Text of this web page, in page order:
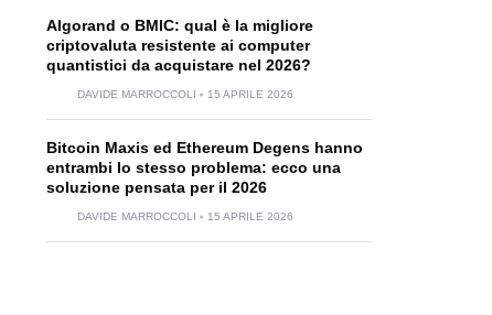
Algorand o BMIC: qual è la migliore
criptovaluta resistente ai computer
quantistici da acquistare nel 2026?
DAVIDE MARROCCOLI 15 APRILE 2026
Bitcoin Maxis ed Ethereum Degens hanno
entrambi lo stesso problema: ecco una
soluzione pensata per il 2026
DAVIDE MARROCCOLI 15 APRILE 2026